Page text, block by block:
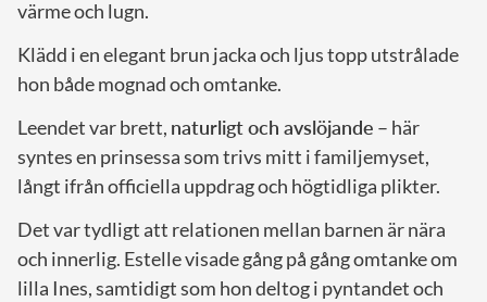
värme och lugn.
Klädd i en elegant brun jacka och ljus topp utstrålade
hon både mognad och omtanke.
Leendet var brett, naturligt och avslöjande – här
syntes en prinsessa som trivs mitt i familjemyset,
långt ifrån officiella uppdrag och högtidliga plikter.
Det var tydligt att relationen mellan barnen är nära
och innerlig. Estelle visade gång på gång omtanke om
lilla Ines, samtidigt som hon deltog i pyntandet och